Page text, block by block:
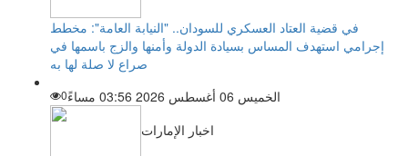
في قضية العتاد العسكري للسودان.. "النيابة العامة": مخطط
إجرامي استهدف المساس بسيادة الدولة وأمنها والزج باسمها في
صراع لا صلة لها به
الخميس 06 أغسطس 2026 03:56 مساءً
0
اخبار الإمارات